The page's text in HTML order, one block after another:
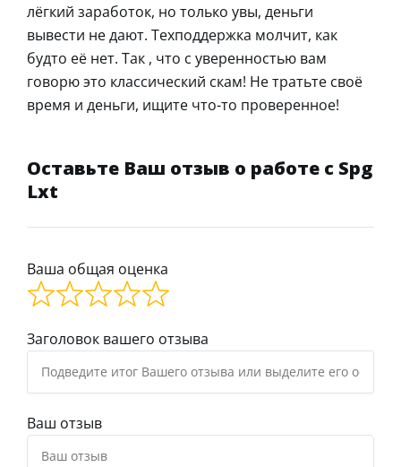
лёгкий заработок, но только увы, деньги
вывести не дают. Техподдержка молчит, как
будто её нет. Так , что с уверенностью вам
говорю это классический скам! Не тратьте своё
время и деньги, ищите что-то проверенное!
Оставьте Ваш отзыв о работе с Spg
Lxt
Ваша общая оценка
Заголовок вашего отзыва
Ваш отзыв